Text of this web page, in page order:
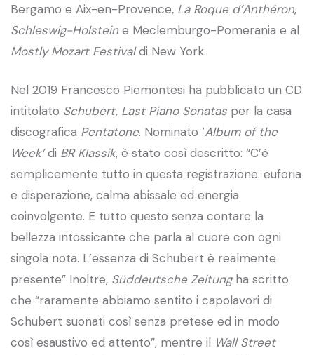
Bergamo e Aix-en-Provence, La Roque d’Anthéron,
Schleswig-Holstein e Meclemburgo-Pomerania e al
Mostly Mozart Festivaldi New York.
Nel 2019 Francesco Piemontesi ha pubblicato un CD
intitolato Schubert, Last Piano Sonatas per la casa
discografica Pentatone. Nominato ‘Album of the
Week’di BR Klassik, è stato così descritto: “C’è
semplicemente tutto in questa registrazione: euforia
e disperazione, calma abissale ed energia
coinvolgente. E tutto questo senza contare la
bellezza intossicante che parla al cuore con ogni
singola nota. L’essenza di Schubert è realmente
presente” Inoltre, Süddeutsche Zeitungha scritto
che “raramente abbiamo sentito i capolavori di
Schubert suonati così senza pretese ed in modo
così esaustivo ed attento”, mentre il Wall Street